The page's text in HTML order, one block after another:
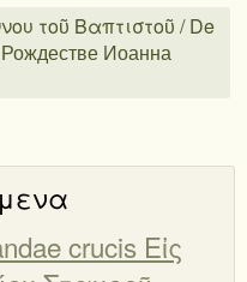
τοῦ Βαπτιστοῦ / De
Иоанна
crucis Εἰς